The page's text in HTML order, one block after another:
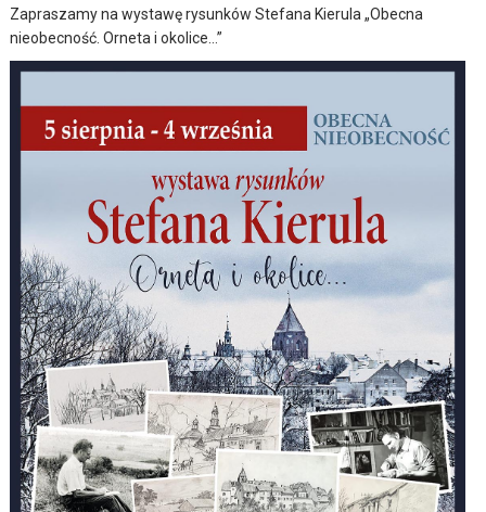
Zapraszamy na wystawę rysunków Stefana Kierula „Obecna
nieobecność. Orneta i okolice…”